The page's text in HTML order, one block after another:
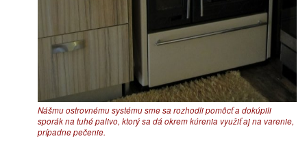
Nášmu ostrovnému systému sme sa rozhodli pomôcť a dokúpili
sporák na tuhé palivo, ktorý sa dá okrem kúrenia využiť aj na varenie,
prípadne pečenie.